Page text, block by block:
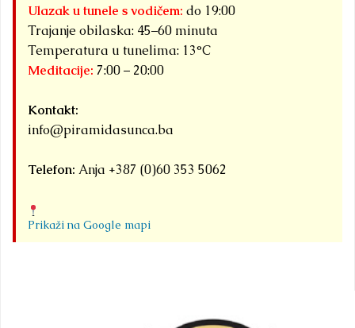
Ulazak u tunele s vodičem: do 19:00
Trajanje obilaska: 45–60 minuta
Temperatura u tunelima: 13°C
Meditacije: 7:00 – 20:00
Kontakt:
info@piramidasunca.ba
Telefon: Anja +387 (0)60 353 5062
Prikaži na Google mapi